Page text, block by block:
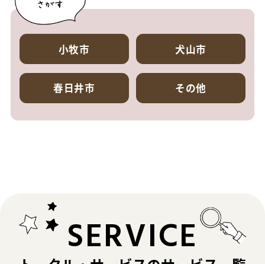
小牧市 犬山市
春日井市 その他
SERVICE